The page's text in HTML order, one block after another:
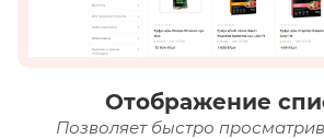
Отображение
Позволяет быстро